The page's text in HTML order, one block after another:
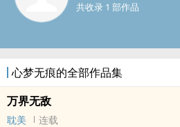
共收录 1 部作品
心梦无痕的全部作品集
万界无敌
耽美
连载